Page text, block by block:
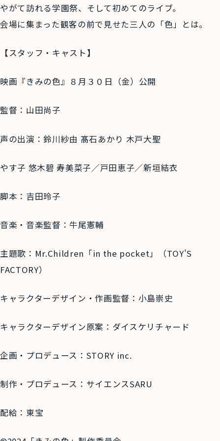
やがて訪れる学園祭、そして初めてのライブ。
会場に集まった観客の前で見せた三人の「色」とは。
【スタッフ・キャスト】
映画『きみの色』８月３０日（金）公開
監督：山田尚子
声の出演：鈴川紗由 髙石あかり 木戸大聖
やす子 悠木碧 寿美菜子／戸田恵子／新垣結衣
脚本：吉田玲子
音楽・音楽監督：牛尾憲輔
主題歌： Mr.Children 「in the pocket」（TOY'S
FACTORY）
キャラクターデザイン・作画監督：小島崇史
キャラクターデザイン原案：ダイスケリチャード
企画・プロデュース： STORY inc.
制作・プロデュース：サイエンスSARU
配給：東宝